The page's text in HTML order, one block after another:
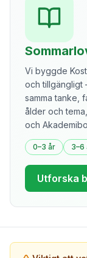
Vi byggde
och tillgängligt
samma tanke,
ålder och
och
0–3 år 3–6
Utforska